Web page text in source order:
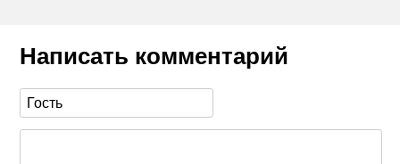
Написать комментарий